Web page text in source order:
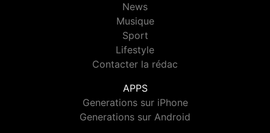
News
Musique
Sport
Lifestyle
Contacter la rédac
APPS
Generations sur iPhone
Generations sur Android